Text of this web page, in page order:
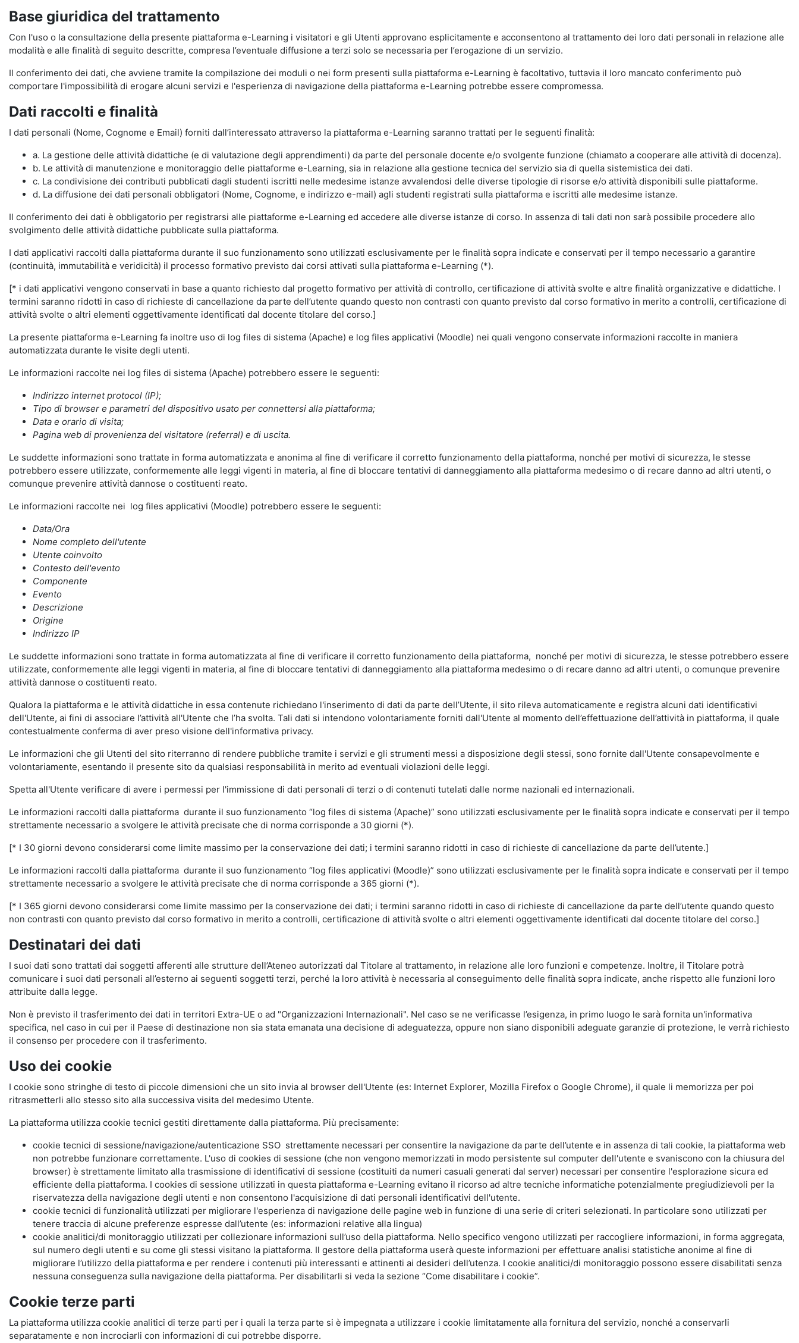
Base giuridica del trattamento
Con l'uso o la consultazione della presente piattaforma e-Learning i visitatori e gli Utenti approvano esplicitamente e acconsentono al trattamento dei loro dati personali in relazione alle
modalità e alle finalità di seguito descritte, compresa l’eventuale diffusione a terzi solo se necessaria per l’erogazione di un servizio.
Il conferimento dei dati, che avviene tramite la compilazione dei moduli o nei form presenti sulla piattaforma e-Learning è facoltativo, tuttavia il loro mancato conferimento può
comportare l'impossibilità di erogare alcuni servizi e l'esperienza di navigazione della piattaforma e-Learning potrebbe essere compromessa.
Dati raccolti e finalità
I dati personali (Nome, Cognome e Email) forniti dall’interessato attraverso la piattaforma e-Learning saranno trattati per le seguenti finalità:
a. La gestione delle attività didattiche (e di valutazione degli apprendimenti) da parte del personale docente e/o svolgente funzione (chiamato a cooperare alle attività di docenza).
b. Le attività di manutenzione e monitoraggio delle piattaforme e-Learning, sia in relazione alla gestione tecnica del servizio sia di quella sistemistica dei dati.
c. La condivisione dei contributi pubblicati dagli studenti iscritti nelle medesime istanze avvalendosi delle diverse tipologie di risorse e/o attività disponibili sulle piattaforme.
d. La diffusione dei dati personali obbligatori (Nome, Cognome, e indirizzo e-mail) agli studenti registrati sulla piattaforma e iscritti alle medesime istanze.
Il conferimento dei dati è obbligatorio per registrarsi alle piattaforme e-Learning ed accedere alle diverse istanze di corso. In assenza di tali dati non sarà possibile procedere allo
svolgimento delle attività didattiche pubblicate sulla piattaforma.
I dati applicativi raccolti dalla piattaforma durante il suo funzionamento sono utilizzati esclusivamente per le finalità sopra indicate e conservati per il tempo necessario a garantire
(continuità, immutabilità e veridicità) il processo formativo previsto dai corsi attivati sulla piattaforma e-Learning (*).
[* i dati applicativi vengono conservati in base a quanto richiesto dal progetto formativo per attività di controllo, certificazione di attività svolte e altre finalità organizzative e didattiche. I
termini saranno ridotti in caso di richieste di cancellazione da parte dell’utente quando questo non contrasti con quanto previsto dal corso formativo in merito a controlli, certificazione di
attività svolte o altri elementi oggettivamente identificati dal docente titolare del corso.]
La presente piattaforma e-Learning fa inoltre uso di log files di sistema (Apache) e log files applicativi (Moodle) nei quali vengono conservate informazioni raccolte in maniera
automatizzata durante le visite degli utenti.
Le informazioni raccolte nei log files di sistema (Apache) potrebbero essere le seguenti:
Indirizzo internet protocol (IP);
Tipo di browser e parametri del dispositivo usato per connettersi alla piattaforma;
Data e orario di visita;
Pagina web di provenienza del visitatore (referral) e di uscita.
Le suddette informazioni sono trattate in forma automatizzata e anonima al fine di verificare il corretto funzionamento della piattaforma, nonché per motivi di sicurezza, le stesse
potrebbero essere utilizzate, conformemente alle leggi vigenti in materia, al fine di bloccare tentativi di danneggiamento alla piattaforma medesimo o di recare danno ad altri utenti, o
comunque prevenire attività dannose o costituenti reato.
Le informazioni raccolte nei log files applicativi (Moodle) potrebbero essere le seguenti:
Data/Ora
Nome completo dell'utente
Utente coinvolto
Contesto dell'evento
Componente
Evento
Descrizione
Origine
Indirizzo IP
Le suddette informazioni sono trattate in forma automatizzata al fine di verificare il corretto funzionamento della piattaforma, nonché per motivi di sicurezza, le stesse potrebbero essere
utilizzate, conformemente alle leggi vigenti in materia, al fine di bloccare tentativi di danneggiamento alla piattaforma medesimo o di recare danno ad altri utenti, o comunque prevenire
attività dannose o costituenti reato.
Qualora la piattaforma e le attività didattiche in essa contenute richiedano l'inserimento di dati da parte dell’Utente, il sito rileva automaticamente e registra alcuni dati identificativi
dell'Utente, ai fini di associare l’attività all'Utente che l’ha svolta. Tali dati si intendono volontariamente forniti dall'Utente al momento dell’effettuazione dell’attività in piattaforma, il quale
contestualmente conferma di aver preso visione dell'informativa privacy.
Le informazioni che gli Utenti del sito riterranno di rendere pubbliche tramite i servizi e gli strumenti messi a disposizione degli stessi, sono fornite dall'Utente consapevolmente e
volontariamente, esentando il presente sito da qualsiasi responsabilità in merito ad eventuali violazioni delle leggi.
Spetta all'Utente verificare di avere i permessi per l'immissione di dati personali di terzi o di contenuti tutelati dalle norme nazionali ed internazionali.
Le informazioni raccolti dalla piattaforma durante il suo funzionamento “log files di sistema (Apache)” sono utilizzati esclusivamente per le finalità sopra indicate e conservati per il tempo
strettamente necessario a svolgere le attività precisate che di norma corrisponde a 30 giorni (*).
[* I 30 giorni devono considerarsi come limite massimo per la conservazione dei dati; i termini saranno ridotti in caso di richieste di cancellazione da parte dell’utente.]
Le informazioni raccolti dalla piattaforma durante il suo funzionamento “log files applicativi (Moodle)” sono utilizzati esclusivamente per le finalità sopra indicate e conservati per il tempo
strettamente necessario a svolgere le attività precisate che di norma corrisponde a 365 giorni (*).
[* I 365 giorni devono considerarsi come limite massimo per la conservazione dei dati; i termini saranno ridotti in caso di richieste di cancellazione da parte dell’utente quando questo
non contrasti con quanto previsto dal corso formativo in merito a controlli, certificazione di attività svolte o altri elementi oggettivamente identificati dal docente titolare del corso.]
Destinatari dei dati
I suoi dati sono trattati dai soggetti afferenti alle strutture dell’Ateneo autorizzati dal Titolare al trattamento, in relazione alle loro funzioni e competenze. Inoltre, il Titolare potrà
comunicare i suoi dati personali all’esterno ai seguenti soggetti terzi, perché la loro attività è necessaria al conseguimento delle finalità sopra indicate, anche rispetto alle funzioni loro
attribuite dalla legge.
Non è previsto il trasferimento dei dati in territori Extra-UE o ad "Organizzazioni Internazionali". Nel caso se ne verificasse l’esigenza, in primo luogo le sarà fornita un'informativa
specifica, nel caso in cui per il Paese di destinazione non sia stata emanata una decisione di adeguatezza, oppure non siano disponibili adeguate garanzie di protezione, le verrà richiesto
il consenso per procedere con il trasferimento.
Uso dei cookie
I cookie sono stringhe di testo di piccole dimensioni che un sito invia al browser dell'Utente (es: Internet Explorer, Mozilla Firefox o Google Chrome), il quale li memorizza per poi
ritrasmetterli allo stesso sito alla successiva visita del medesimo Utente.
La piattaforma utilizza cookie tecnici gestiti direttamente dalla piattaforma. Più precisamente:
cookie tecnici di sessione/navigazione/autenticazione SSO strettamente necessari per consentire la navigazione da parte dell’utente e in assenza di tali cookie, la piattaforma web
non potrebbe funzionare correttamente. L'uso di cookies di sessione (che non vengono memorizzati in modo persistente sul computer dell'utente e svaniscono con la chiusura del
browser) è strettamente limitato alla trasmissione di identificativi di sessione (costituiti da numeri casuali generati dal server) necessari per consentire l'esplorazione sicura ed
efficiente della piattaforma. I cookies di sessione utilizzati in questa piattaforma e-Learning evitano il ricorso ad altre tecniche informatiche potenzialmente pregiudizievoli per la
riservatezza della navigazione degli utenti e non consentono l'acquisizione di dati personali identificativi dell'utente.
cookie tecnici di funzionalità utilizzati per migliorare l'esperienza di navigazione delle pagine web in funzione di una serie di criteri selezionati. In particolare sono utilizzati per
tenere traccia di alcune preferenze espresse dall’utente (es: informazioni relative alla lingua)
cookie analitici/di monitoraggio utilizzati per collezionare informazioni sull’uso della piattaforma. Nello specifico vengono utilizzati per raccogliere informazioni, in forma aggregata,
sul numero degli utenti e su come gli stessi visitano la piattaforma. Il gestore della piattaforma userà queste informazioni per effettuare analisi statistiche anonime al fine di
migliorare l’utilizzo della piattaforma e per rendere i contenuti più interessanti e attinenti ai desideri dell’utenza. I cookie analitici/di monitoraggio possono essere disabilitati senza
nessuna conseguenza sulla navigazione della piattaforma. Per disabilitarli si veda la sezione “Come disabilitare i cookie”.
Cookie terze parti
La piattaforma utilizza cookie analitici di terze parti per i quali la terza parte si è impegnata a utilizzare i cookie limitatamente alla fornitura del servizio, nonché a conservarli
separatamente e non incrociarli con informazioni di cui potrebbe disporre.